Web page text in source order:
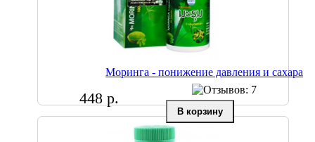
Моринга - понижение давления и сахара
448 р.